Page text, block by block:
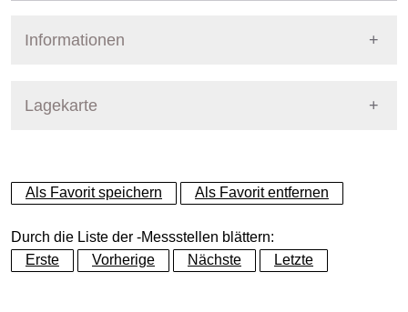
Informationen
Lagekarte
+
−
Als Favorit speichern Als Favorit entfernen
Durch die Liste der -Messstellen blättern:
Erste
Vorherige Nächste Letzte